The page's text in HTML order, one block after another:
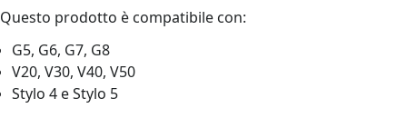
Questo prodotto è compatibile con:
G5, G6, G7, G8
V20, V30, V40, V50
Stylo 4 e Stylo 5